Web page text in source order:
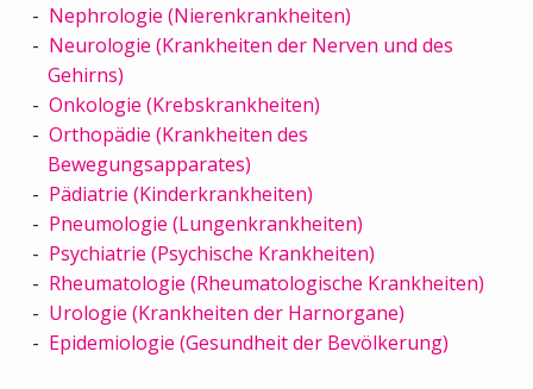
Nephrologie (Nierenkrankheiten)
Neurologie (Krankheiten der Nerven und des
Gehirns)
Onkologie (Krebskrankheiten)
Orthopädie (Krankheiten des
Bewegungsapparates)
Pädiatrie (Kinderkrankheiten)
Pneumologie (Lungenkrankheiten)
Psychiatrie (Psychische Krankheiten)
Rheumatologie (Rheumatologische Krankheiten)
Urologie (Krankheiten der Harnorgane)
Epidemiologie (Gesundheit der Bevölkerung)